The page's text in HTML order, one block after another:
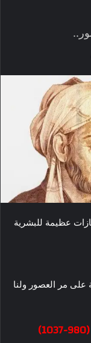
عظيمة للبشرية
مر العصور ولنا